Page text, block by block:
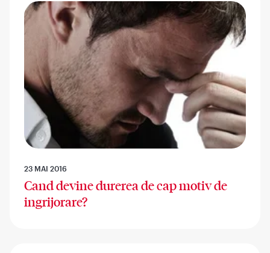
23 MAI 2016
Cand devine durerea de cap motiv de
ingrijorare?